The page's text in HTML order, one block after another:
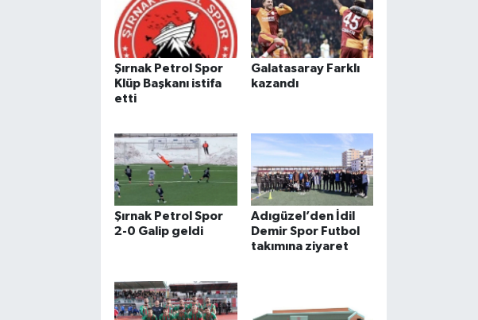
Şırnak Petrol Spor
Klüp Başkanı istifa
etti
Galatasaray Farklı
kazandı
Şırnak Petrol Spor
2-0 Galip geldi
Adıgüzel’den İdil
Demir Spor Futbol
takımına ziyaret